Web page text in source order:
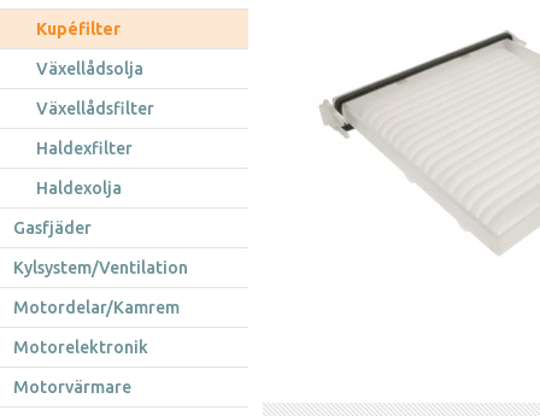
Kupéfilter
Växellådsolja
Växellådsfilter
Haldexfilter
Haldexolja
Gasfjäder
Kylsystem/Ventilation
Motordelar/Kamrem
Motorelektronik
Motorvärmare